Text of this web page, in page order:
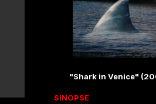
"Shark in Venice"
SINOPSE